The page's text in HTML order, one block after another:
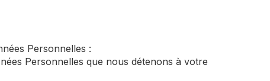
Personnelles :
Personnelles que nous détenons à votre